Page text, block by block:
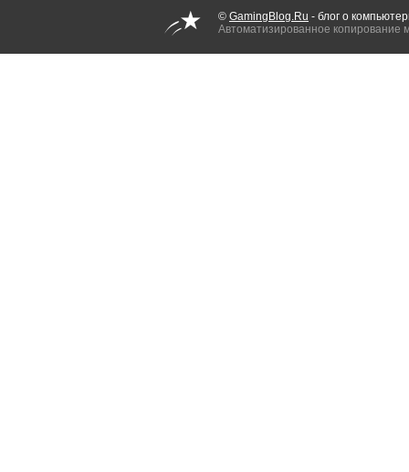
© GamingBlog.Ru - блог о
Автоматизированное копирование